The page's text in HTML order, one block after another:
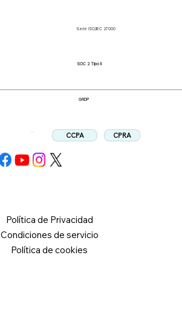
Serie ISO/IEC 27000
Política de Privacidad
Condiciones de servicio
Política de cookies
SOC 2 Tipo II
GRDP
CCPA CPRA
Síganos: